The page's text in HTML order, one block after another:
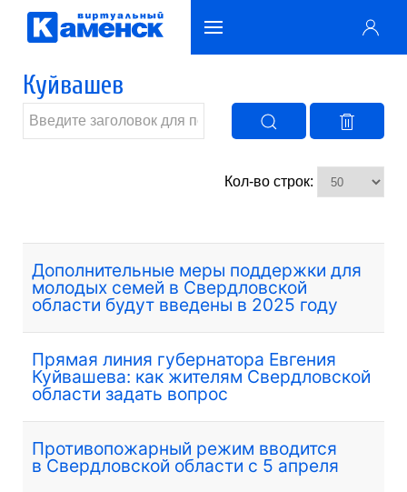
Куйвашев
Кол-во строк:
Дополнительные меры поддержки для
молодых семей в Свердловской
области будут введены в 2025 году
Прямая линия губернатора Евгения
Куйвашева: как жителям Свердловской
области задать вопрос
Противопожарный режим вводится
в Свердловской области с 5 апреля